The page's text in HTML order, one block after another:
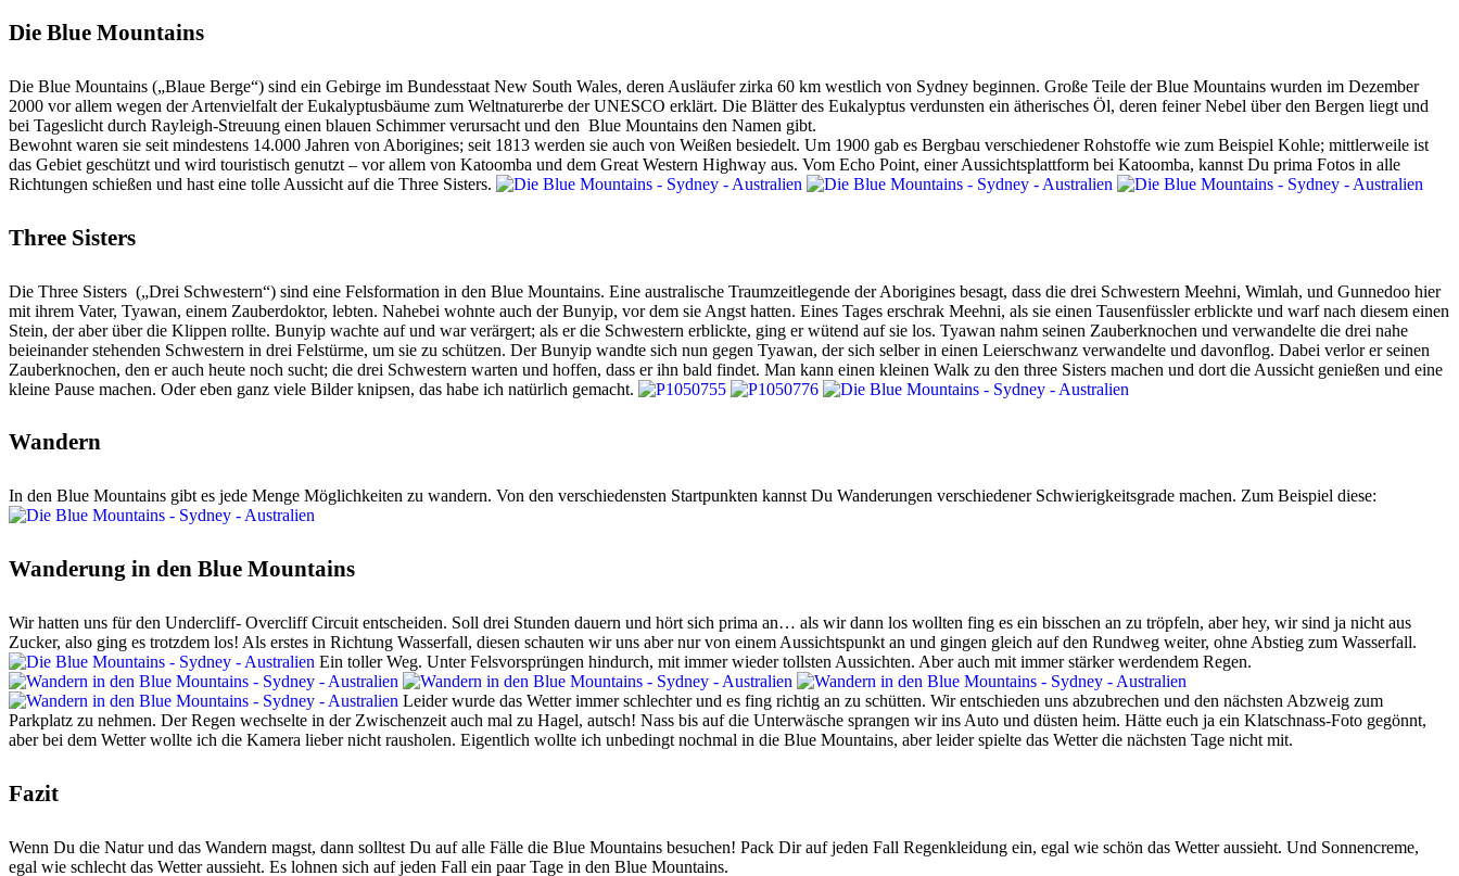
Die Blue Mountains
Die Blue Mountains („Blaue Berge“) sind ein Gebirge im Bundesstaat New South Wales, deren Ausläufer zirka 60 km westlich von Sydney beginnen. Große Teile der Blue Mountains wurden im Dezember
2000 vor allem wegen der Artenvielfalt der Eukalyptusbäume zum Weltnaturerbe der UNESCO erklärt. Die Blätter des Eukalyptus verdunsten ein ätherisches Öl, deren feiner Nebel über den Bergen liegt und
bei Tageslicht durch Rayleigh-Streuung einen blauen Schimmer verursacht und den Blue Mountains den Namen gibt.
Bewohnt waren sie seit mindestens 14.000 Jahren von Aborigines; seit 1813 werden sie auch von Weißen besiedelt. Um 1900 gab es Bergbau verschiedener Rohstoffe wie zum Beispiel Kohle; mittlerweile ist
das Gebiet geschützt und wird touristisch genutzt – vor allem von Katoomba und dem Great Western Highway aus. Vom Echo Point, einer Aussichtsplattform bei Katoomba, kannst Du prima Fotos in alle
Richtungen schießen und hast eine tolle Aussicht auf die Three Sisters.
Three Sisters
Die Three Sisters („Drei Schwestern“) sind eine Felsformation in den Blue Mountains. Eine australische Traumzeitlegende der Aborigines besagt, dass die drei Schwestern Meehni, Wimlah, und Gunnedoo hier
mit ihrem Vater, Tyawan, einem Zauberdoktor, lebten. Nahebei wohnte auch der Bunyip, vor dem sie Angst hatten. Eines Tages erschrak Meehni, als sie einen Tausenfüssler erblickte und warf nach diesem einen
Stein, der aber über die Klippen rollte. Bunyip wachte auf und war verärgert; als er die Schwestern erblickte, ging er wütend auf sie los. Tyawan nahm seinen Zauberknochen und verwandelte die drei nahe
beieinander stehenden Schwestern in drei Felstürme, um sie zu schützen. Der Bunyip wandte sich nun gegen Tyawan, der sich selber in einen Leierschwanz verwandelte und davonflog. Dabei verlor er seinen
Zauberknochen, den er auch heute noch sucht; die drei Schwestern warten und hoffen, dass er ihn bald findet. Man kann einen kleinen Walk zu den three Sisters machen und dort die Aussicht genießen und eine
kleine Pause machen. Oder eben ganz viele Bilder knipsen, das habe ich natürlich gemacht.
Wandern
In den Blue Mountains gibt es jede Menge Möglichkeiten zu wandern. Von den verschiedensten Startpunkten kannst Du Wanderungen verschiedener Schwierigkeitsgrade machen. Zum Beispiel diese:
Wanderung in den Blue Mountains
Wir hatten uns für den Undercliff- Overcliff Circuit entscheiden. Soll drei Stunden dauern und hört sich prima an… als wir dann los wollten fing es ein bisschen an zu tröpfeln, aber hey, wir sind ja nicht aus
Zucker, also ging es trotzdem los! Als erstes in Richtung Wasserfall, diesen schauten wir uns aber nur von einem Aussichtspunkt an und gingen gleich auf den Rundweg weiter, ohne Abstieg zum Wasserfall.
Ein toller Weg. Unter Felsvorsprüngen hindurch, mit immer wieder tollsten Aussichten. Aber auch mit immer stärker werdendem Regen.
Leider wurde das Wetter immer schlechter und es fing richtig an zu schütten. Wir entschieden uns abzubrechen und den nächsten Abzweig zum
Parkplatz zu nehmen. Der Regen wechselte in der Zwischenzeit auch mal zu Hagel, autsch! Nass bis auf die Unterwäsche sprangen wir ins Auto und düsten heim. Hätte euch ja ein Klatschnass-Foto gegönnt,
aber bei dem Wetter wollte ich die Kamera lieber nicht rausholen. Eigentlich wollte ich unbedingt nochmal in die Blue Mountains, aber leider spielte das Wetter die nächsten Tage nicht mit.
Fazit
Wenn Du die Natur und das Wandern magst, dann solltest Du auf alle Fälle die Blue Mountains besuchen! Pack Dir auf jeden Fall Regenkleidung ein, egal wie schön das Wetter aussieht. Und Sonnencreme,
egal wie schlecht das Wetter aussieht. Es lohnen sich auf jeden Fall ein paar Tage in den Blue Mountains.